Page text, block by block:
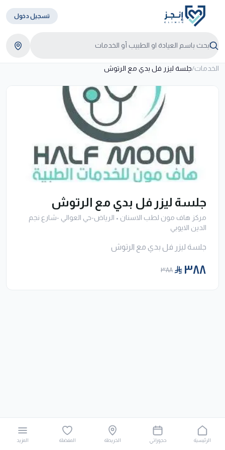
تسجيل دخول
الخدمات/جلسة ليزر فل بدي مع الرتوش
جلسة ليزر فل بدي مع الرتوش
مركز هاف مون لطب الاسنان • الرياض-حي العوالي -شارع نجم
الدين الايوبي
جلسة ليزر فل بدي مع الرتوش
٣٨٨ ٣٨٨
الرئيسية حجوزاتي الخريطة المفضلة المزيد